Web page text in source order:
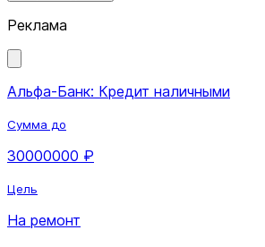
Реклама
Альфа-Банк: Кредит наличными
Сумма до
30000000 ₽
Цель
На ремонт